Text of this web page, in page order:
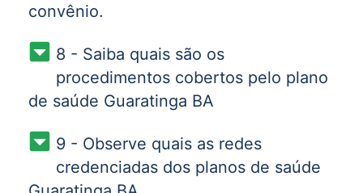
convênio.
8 - Saiba quais são os
procedimentos cobertos pelo plano
de saúde Guaratinga BA
9 - Observe quais as redes
credenciadas dos planos de saúde